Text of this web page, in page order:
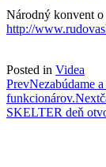
Národný konvent
http://
Posted in Videa
Post
navigation
PrevNezabúdame
funkcionárov.Next
SKELTER deň